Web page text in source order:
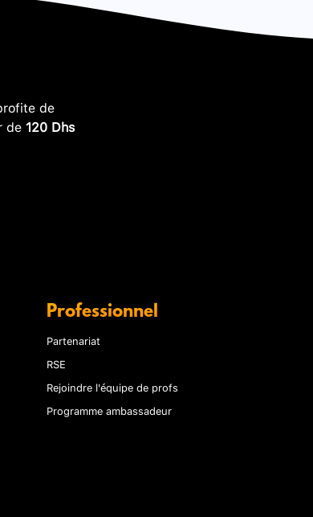
de
de 120 Dhs
Professionnel
Partenariat
RSE
Rejoindre l'équipe de profs
Programme ambassadeur